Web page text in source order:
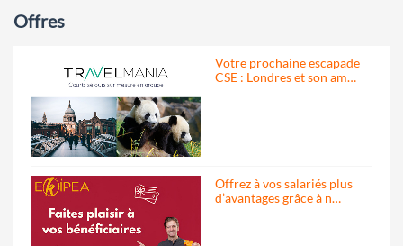
Offres
Votre prochaine escapade
CSE : Londres et son am…
Offrez à vos salariés plus
d’avantages grâce à n…